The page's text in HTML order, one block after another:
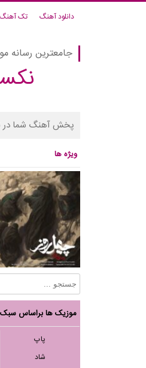
دانلود آهنگ تک آهنگ
جامعترین رسانه
پخش آهنگ شما در
ویژه ها
موزیک ها براساس
پاپ
شاد